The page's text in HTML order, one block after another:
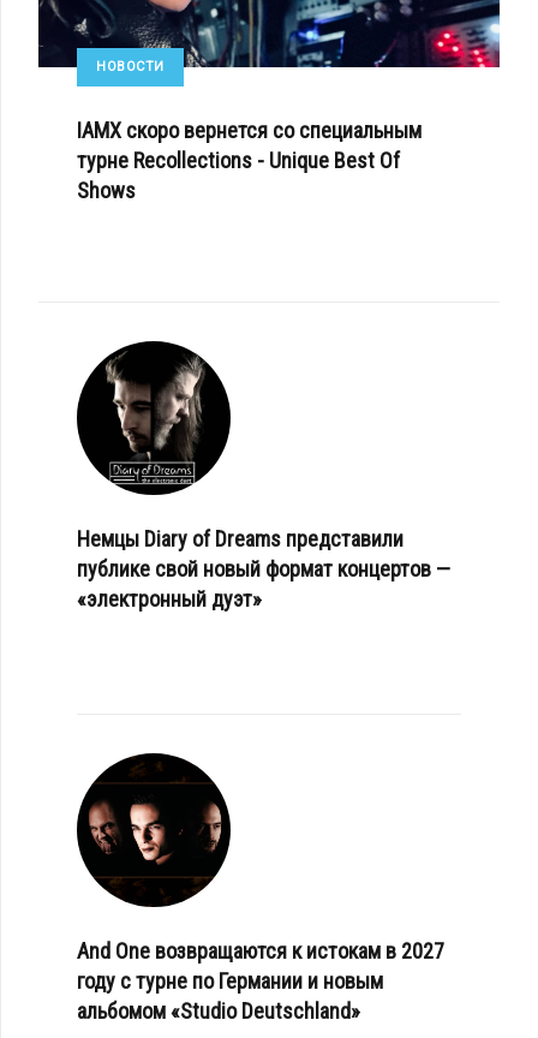
НОВОСТИ
IAMX скоро вернется со специальным
турне Recollections - Unique Best Of
Shows
Немцы Diary of Dreams представили
публике свой новый формат концертов —
«электронный дуэт»
And One возвращаются к истокам в 2027
году с турне по Германии и новым
альбомом «Studio Deutschland»